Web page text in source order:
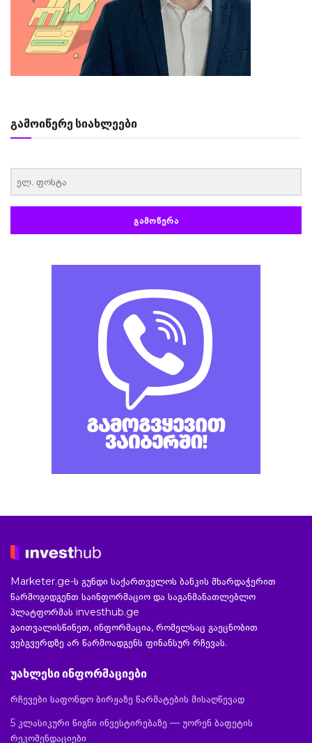
გამოიწერე სიახლეები
ᲒᲐᲛᲝᲬᲔᲠᲐ
Marketer.ge-ს გუნდი საქართველოს ბანკის მხარდაჭერით
წარმოგიდგენთ საინფორმაციო და საგანმანათლებლო
პლატფორმას investhub.ge
გაითვალისწინეთ, ინფორმაცია, რომელსაც გაეცნობით
ვებგვერდზე არ წარმოადგენს ფინანსურ რჩევას.
უახლესი ინფორმაციები
რჩევები საფონდო ბირჟაზე წარმატების მისაღწევად
5 კლასიკური წიგნი ინვესტირებაზე — უორენ ბაფეტის
რეკომენდაციები